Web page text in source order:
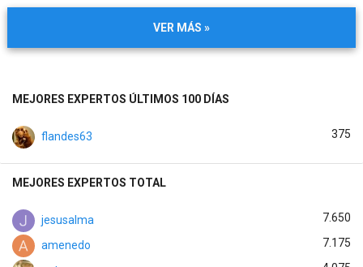
VER MÁS »
MEJORES EXPERTOS ÚLTIMOS 100 DÍAS
flandes63 375
MEJORES EXPERTOS TOTAL
jesusalma 7.650
amenedo 7.175